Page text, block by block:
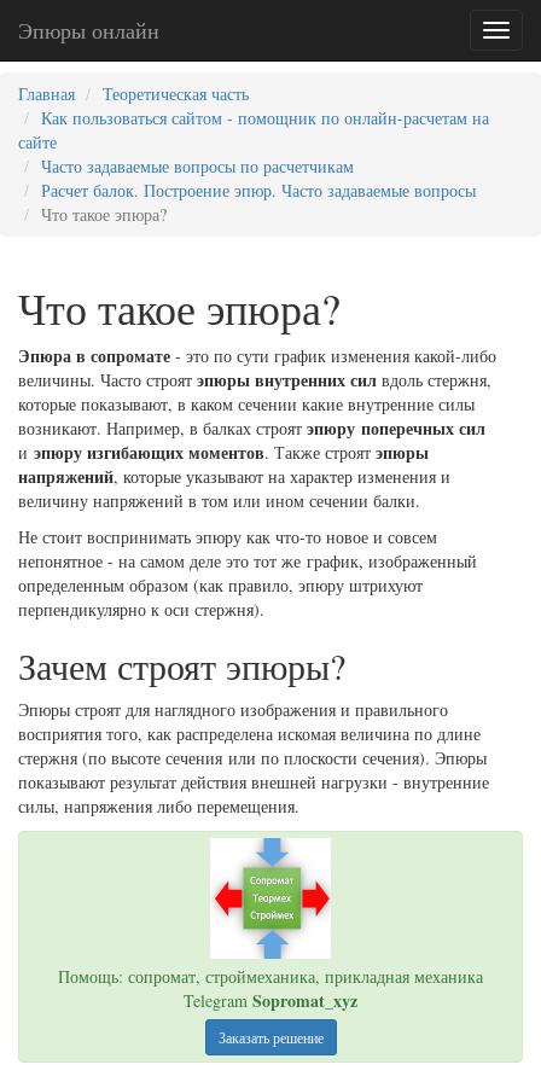
Toggle
Эпюры онлайн
Главная
Теоретическая часть
Как пользоваться сайтом - помощник по онлайн-расчетам на
сайте
Часто задаваемые вопросы по расчетчикам
Расчет балок. Построение эпюр. Часто задаваемые вопросы
Что такое эпюра?
Что такое эпюра?
Эпюра в сопромате - это по сути график изменения какой-либо
величины. Часто строят эпюры внутренних сил вдоль стержня,
которые показывают, в каком сечении какие внутренние силы
возникают. Например, в балках строят эпюру поперечных сил
и эпюру изгибающих моментов. Также строят эпюры
напряжений, которые указывают на характер изменения и
величину напряжений в том или ином сечении балки.
Не стоит воспринимать эпюру как что-то новое и совсем
непонятное - на самом деле это тот же график, изображенный
определенным образом (как правило, эпюру штрихуют
перпендикулярно к оси стержня).
Зачем строят эпюры?
Эпюры строят для наглядного изображения и правильного
восприятия того, как распределена искомая величина по длине
стержня (по высоте сечения или по плоскости сечения). Эпюры
показывают результат действия внешней нагрузки - внутренние
силы, напряжения либо перемещения.
Помощь: сопромат, строймеханика, прикладная механика
Telegram Sopromat_xyz
Заказать решение